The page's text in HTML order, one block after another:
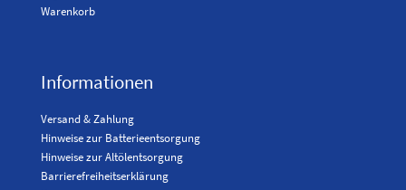
Warenkorb
Informationen
Versand & Zahlung
Hinweise zur Batterieentsorgung
Hinweise zur Altölentsorgung
Barrierefreiheitserklärung